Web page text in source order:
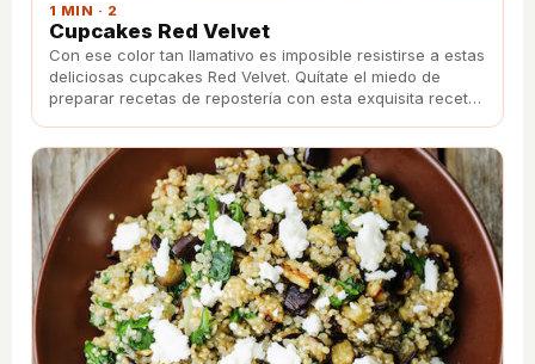
1 MIN · 2
Cupcakes Red Velvet
Con ese color tan llamativo es imposible resistirse a estas
deliciosas cupcakes Red Velvet. Quítate el miedo de
preparar recetas de repostería con esta exquisita receta